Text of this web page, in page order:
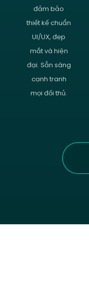
đảm bảo
thiết kế chuẩn
UI/UX, đẹp
mắt và hiện
đại. Sẵn sàng
cạnh tranh
mọi đối thủ.